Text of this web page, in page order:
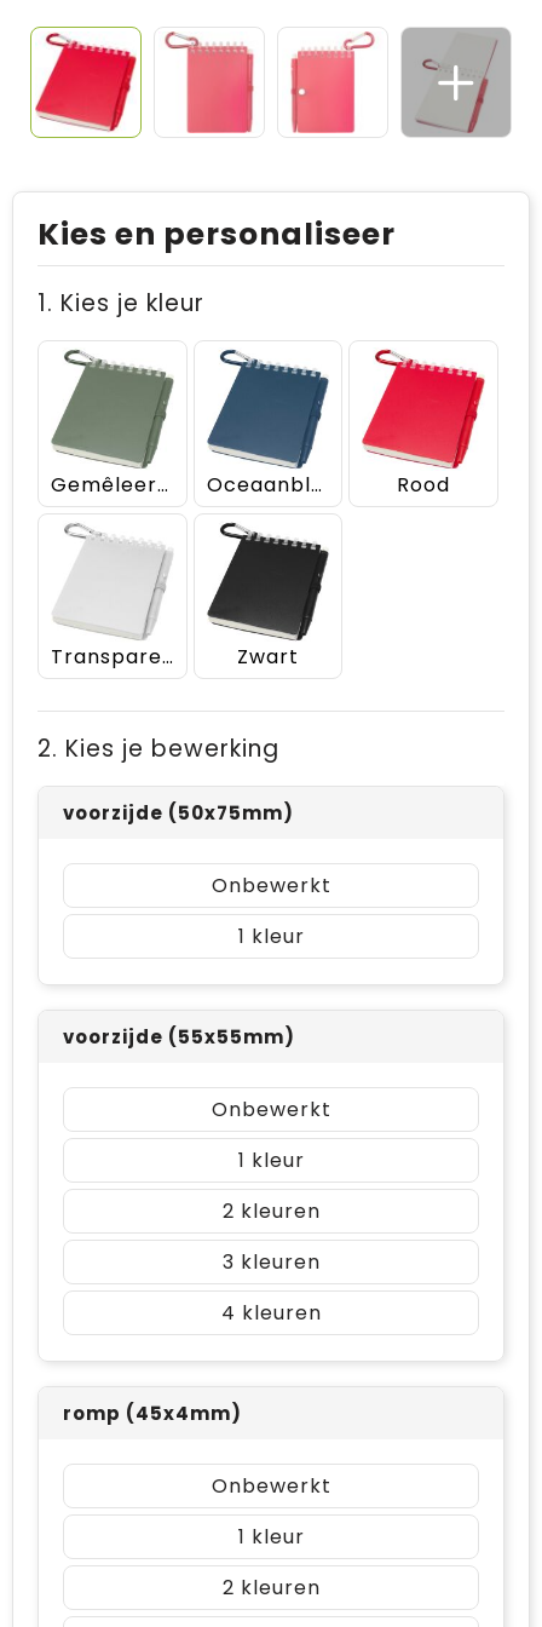
Kies en personaliseer
1. Kies je kleur
Gemêleerd groen Oceaanblauw Rood
Transparent Zwart
2. Kies je bewerking
voorzijde (50x75mm)
Onbewerkt
1
voorzijde (55x55mm)
Onbewerkt
1
2
3
4
romp (45x4mm)
Onbewerkt
1
2